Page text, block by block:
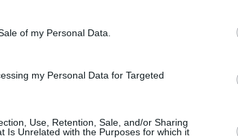
of my Personal Data.
my Personal Data for Targeted
Use, Retention, Sale, and/or Sharing
Is Unrelated with the Purposes for which it
Spargel kochen - Hier gibt es
Karfiol kochen
Thema: Wie ... » mehr